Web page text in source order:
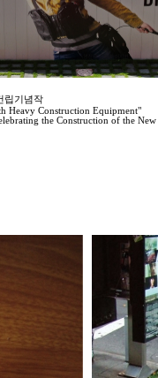
립기념작
Heavy Construction Equipment"
the Construction of the New